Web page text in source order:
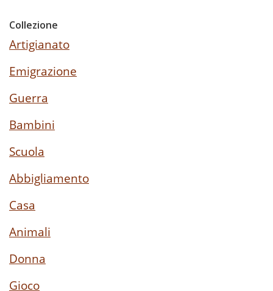
Collezione
Artigianato
Emigrazione
Guerra
Bambini
Scuola
Abbigliamento
Casa
Animali
Donna
Gioco